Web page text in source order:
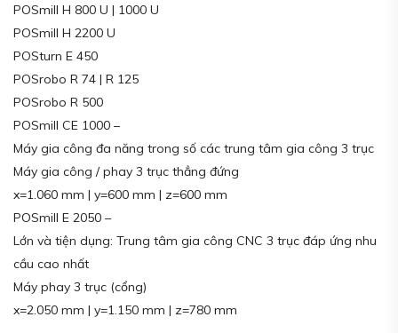
POSmill H 800 U | 1000 U
POSmill H 2200 U
POSturn E 450
POSrobo R 74 | R 125
POSrobo R 500
POSmill CE 1000 –
Máy gia công đa năng trong số các trung tâm gia công 3 trục
Máy gia công / phay 3 trục thẳng đứng
x=1.060 mm | y=600 mm | z=600 mm
POSmill E 2050 –
Lớn và tiện dụng: Trung tâm gia công CNC 3 trục đáp ứng nhu
cầu cao nhất
Máy phay 3 trục (cổng)
x=2.050 mm | y=1.150 mm | z=780 mm